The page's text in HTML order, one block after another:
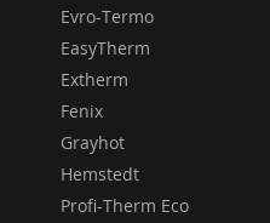
Evro-Termo
EasyTherm
Extherm
Fenix
Grayhot
Hemstedt
Profi-Therm Eco